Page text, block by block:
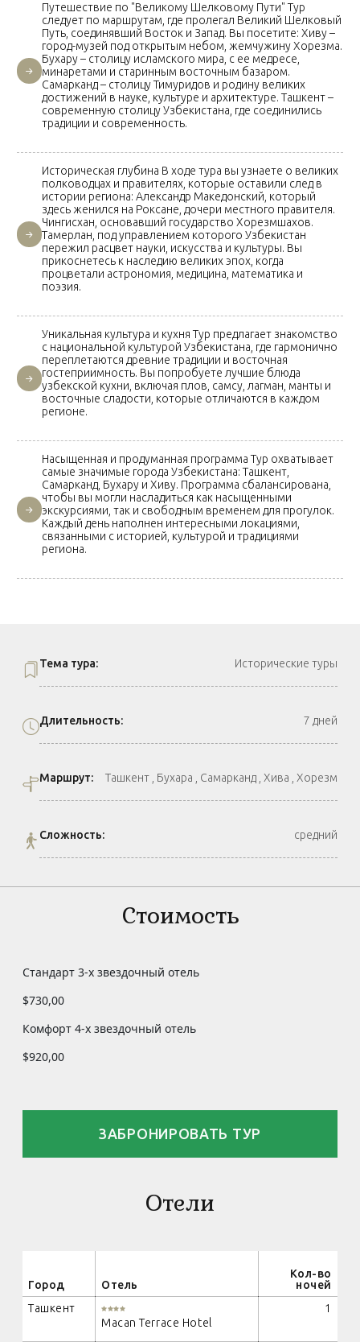
Путешествие по "Великому Шелковому Пути" Тур
следует по маршрутам, где пролегал Великий Шелковый
Путь, соединявший Восток и Запад. Вы посетите: Хиву –
город-музей под открытым небом, жемчужину Хорезма.
Бухару – столицу исламского мира, с ее медресе,
минаретами и старинным восточным базаром.
Самарканд – столицу Тимуридов и родину великих
достижений в науке, культуре и архитектуре. Ташкент –
современную столицу Узбекистана, где соединились
традиции и современность.
Историческая глубина В ходе тура вы узнаете о великих
полководцах и правителях, которые оставили след в
истории региона: Александр Македонский, который
здесь женился на Роксане, дочери местного правителя.
Чингисхан, основавший государство Хорезмшахов.
Тамерлан, под управлением которого Узбекистан
пережил расцвет науки, искусства и культуры. Вы
прикоснетесь к наследию великих эпох, когда
процветали астрономия, медицина, математика и
поэзия.
Уникальная культура и кухня Тур предлагает знакомство
с национальной культурой Узбекистана, где гармонично
переплетаются древние традиции и восточная
гостеприимность. Вы попробуете лучшие блюда
узбекской кухни, включая плов, самсу, лагман, манты и
восточные сладости, которые отличаются в каждом
регионе.
Насыщенная и продуманная программа Тур охватывает
самые значимые города Узбекистана: Ташкент,
Самарканд, Бухару и Хиву. Программа сбалансирована,
чтобы вы могли насладиться как насыщенными
экскурсиями, так и свободным временем для прогулок.
Каждый день наполнен интересными локациями,
связанными с историей, культурой и традициями
региона.
Тема тура: Исторические туры
Длительность: 7 дней
Маршрут: Ташкент , Бухара , Самарканд , Хива , Хорезм
Сложность: средний
Стоимость
Стандарт 3-х звездочный отель
$730,00
Комфорт 4-х звездочный отель
$920,00
ЗАБРОНИРОВАТЬ ТУР
Отели
Город Отель
Кол-во
ночей
Ташкент
Macan Terrace Hotel
1